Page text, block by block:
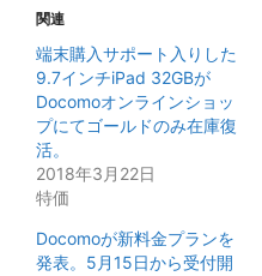
関連
端末購入サポート入りした
9.7インチiPad 32GBが
Docomoオンラインショッ
プにてゴールドのみ在庫復
活。
2018年3月22日
特価
Docomoが新料金プランを
発表。5月15日から受付開